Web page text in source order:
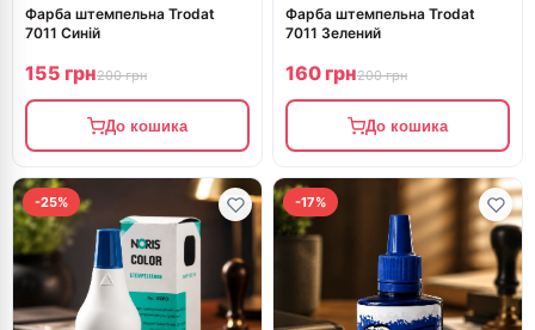
Фарба штемпельна Trodat
7011 Синій
155 грн200 грн
До кошика
Фарба штемпельна Trodat
7011 Зелений
160 грн200 грн
До кошика
-25% -17%